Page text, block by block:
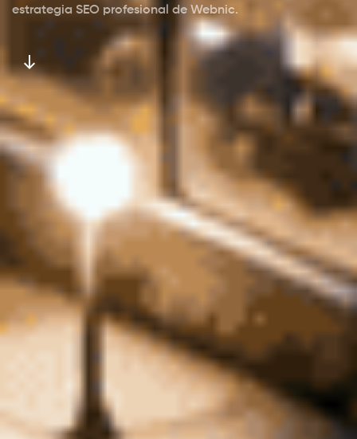
estrategia SEO profesional de Webnic.